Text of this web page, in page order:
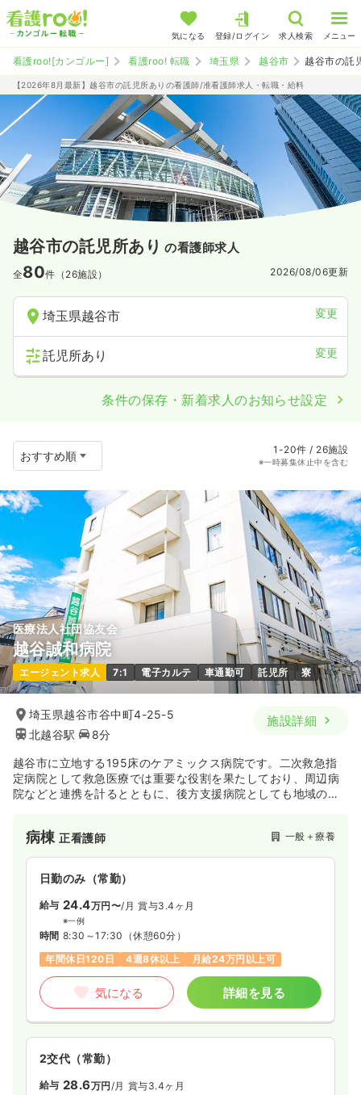
気になる 登録/ログイン 求人検索 メニュー
看護roo![カンゴルー] 看護roo! 転職 埼玉県 越谷市 越谷市の託
【2026年8月最新】越谷市の託児所ありの看護師/准看護師求人・転職・給料
越谷市の託児所あり の看護師求人
全80件（26施設） 2026/08/06更新
埼玉県越谷市 変更
託児所あり 変更
条件の保存・新着求人のお知らせ設定
1-20件 / 26施設
※一時募集休止中を含む
医療法人社団協友会
越谷誠和病院
エージェント求人 7:1 電子カルテ 車通勤可 託児所 寮
埼玉県越谷市谷中町4-25-5
北越谷駅
8分
施設詳細
越谷市に立地する195床のケアミックス病院です。二次救急指
定病院として救急医療では重要な役割を果たしており、周辺病
院などと連携を計るとともに、後方支援病院としても地域の急
病棟正看護師 一般＋療養
日勤のみ（常勤）
給与 24.4万円〜/月 賞与3.4ヶ月
※一例
時間 8:30～17:30 （休憩60分）
年間休日120日
4週8休以上 月給24万円以上可
気になる 詳細を見る
2交代（常勤）
給与 28.6万円/月 賞与3.4ヶ月